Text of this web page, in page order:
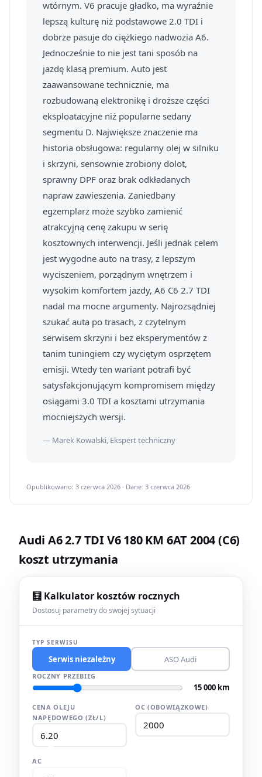
wtórnym. V6 pracuje gładko, ma wyraźnie
lepszą kulturę niż podstawowe 2.0 TDI i
dobrze pasuje do ciężkiego nadwozia A6.
Jednocześnie to nie jest tani sposób na
jazdę klasą premium. Auto jest
zaawansowane technicznie, ma
rozbudowaną elektronikę i droższe części
eksploatacyjne niż popularne sedany
segmentu D. Największe znaczenie ma
historia obsługowa: regularny olej w silniku
i skrzyni, sensownie zrobiony dolot,
sprawny DPF oraz brak odkładanych
napraw zawieszenia. Zaniedbany
egzemplarz może szybko zamienić
atrakcyjną cenę zakupu w serię
kosztownych interwencji. Jeśli jednak celem
jest wygodne auto na trasy, z lepszym
wyciszeniem, porządnym wnętrzem i
wysokim komfortem jazdy, A6 C6 2.7 TDI
nadal ma mocne argumenty. Najrozsądniej
szukać auta po trasach, z czytelnym
serwisem skrzyni i bez eksperymentów z
tanim tuningiem czy wyciętym osprzętem
emisji. Wtedy ten wariant potrafi być
satysfakcjonującym kompromisem między
osiągami 3.0 TDI a kosztami utrzymania
mocniejszych wersji.
— Marek Kowalski, Ekspert techniczny
Opublikowano: 3 czerwca 2026 · Dane: 3 czerwca 2026
Audi A6 2.7 TDI V6 180 KM 6AT 2004 (C6)
koszt utrzymania
🧮 Kalkulator kosztów rocznych
Dostosuj parametry do swojej sytuacji
TYP SERWISU
Serwis niezależny ASO Audi
ROCZNY PRZEBIEG
15 000 km
CENA OLEJU
NAPĘDOWEGO (ZŁ/L)
OC (OBOWIĄZKOWE)
AC